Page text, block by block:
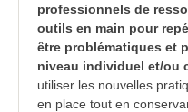
professionnels de
outils en main pour
être problématiques et
niveau individuel et/ou
utiliser les nouvelles
en place tout en